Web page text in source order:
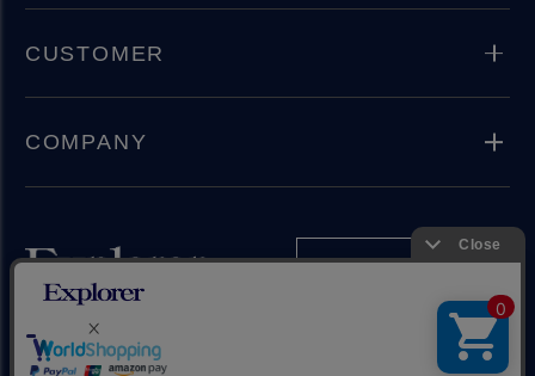
CUSTOMER
COMPANY
Instagram
Copyright(C) 2024 Explorer Inc. All rights reserved.